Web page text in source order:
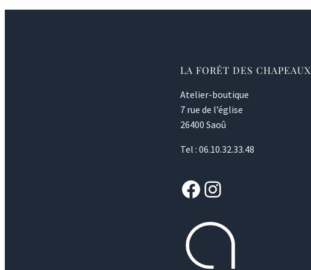
LA FORÊT DES CHAPEAUX
Atelier-boutique
7 rue de l’église
26400 Saoû
Tel : 06.10.32.33.48
Facebook Instagram